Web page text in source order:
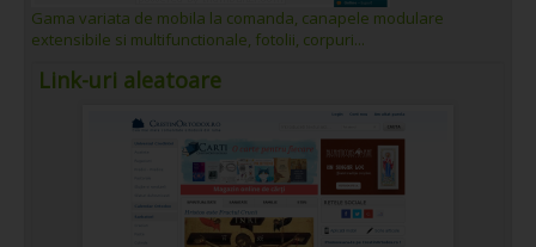
Gama variata de mobila la comanda, canapele modulare
extensibile si multifunctionale, fotolii, corpuri...
Link-uri aleatoare